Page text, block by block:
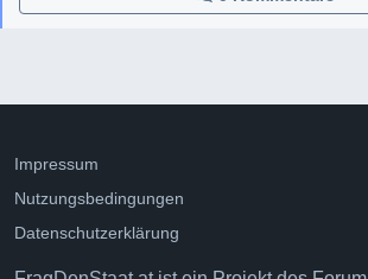
Impressum
Nutzungsbedingungen
Datenschutzerklärung